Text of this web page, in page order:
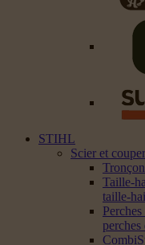
STIHL
Scier et couper
Taille-
taille-
perches